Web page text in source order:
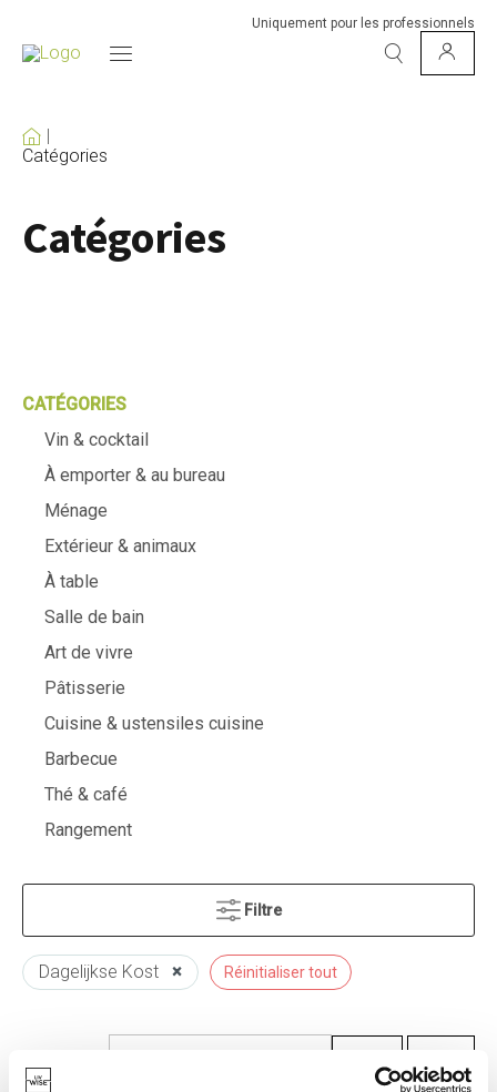
Uniquement pour les professionnels
Catégories
Catégories
CATÉGORIES
Vin & cocktail
À emporter & au bureau
Ménage
Extérieur & animaux
À table
Salle de bain
Art de vivre
Pâtisserie
Cuisine & ustensiles cuisine
Barbecue
Thé & café
Rangement
Filtre
Dagelijkse Kost × Réinitialiser tout